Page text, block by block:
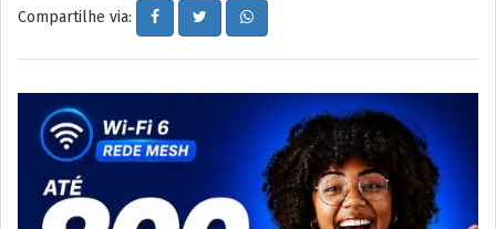
Compartilhe via: